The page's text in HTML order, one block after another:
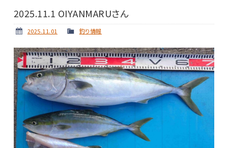
2025.11.1 OIYANMARUさん
2025.11.01 釣り情報